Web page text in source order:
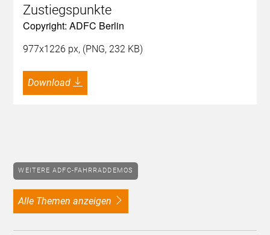
Zustiegspunkte
Copyright: ADFC Berlin
977x1226 px, (PNG, 232 KB)
Download
WEITERE ADFC-FAHRRADDEMOS
alle Themen anzeigen